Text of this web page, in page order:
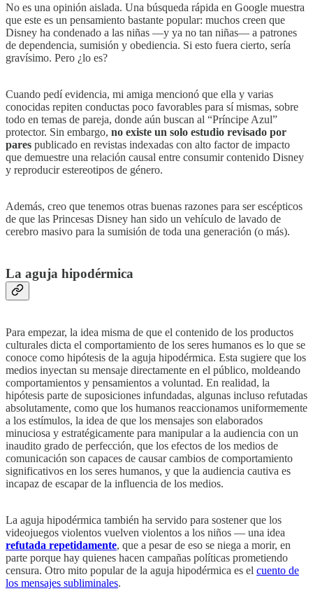
No es una opinión aislada. Una búsqueda rápida en Google muestra
que este es un pensamiento bastante popular: muchos creen que
Disney ha condenado a las niñas —y ya no tan niñas— a patrones
de dependencia, sumisión y obediencia. Si esto fuera cierto, sería
gravísimo. Pero ¿lo es?
Cuando pedí evidencia, mi amiga mencionó que ella y varias
conocidas repiten conductas poco favorables para sí mismas, sobre
todo en temas de pareja, donde aún buscan al “Príncipe Azul”
protector. Sin embargo, no existe un solo estudio revisado por
pares publicado en revistas indexadas con alto factor de impacto
que demuestre una relación causal entre consumir contenido Disney
y reproducir estereotipos de género.
Además, creo que tenemos otras buenas razones para ser escépticos
de que las Princesas Disney han sido un vehículo de lavado de
cerebro masivo para la sumisión de toda una generación (o más).
La aguja hipodérmica
Para empezar, la idea misma de que el contenido de los productos
culturales dicta el comportamiento de los seres humanos es lo que se
conoce como hipótesis de la aguja hipodérmica. Esta sugiere que los
medios inyectan su mensaje directamente en el público, moldeando
comportamientos y pensamientos a voluntad. En realidad, la
hipótesis parte de suposiciones infundadas, algunas incluso refutadas
absolutamente, como que los humanos reaccionamos uniformemente
a los estímulos, la idea de que los mensajes son elaborados
minuciosa y estratégicamente para manipular a la audiencia con un
inaudito grado de perfección, que los efectos de los medios de
comunicación son capaces de causar cambios de comportamiento
significativos en los seres humanos, y que la audiencia cautiva es
incapaz de escapar de la influencia de los medios.
La aguja hipodérmica también ha servido para sostener que los
videojuegos violentos vuelven violentos a los niños — una idea
refutada repetidamente, que a pesar de eso se niega a morir, en
parte porque hay quienes hacen campañas políticas prometiendo
censura. Otro mito popular de la aguja hipodérmica es el cuento de
los mensajes subliminales.